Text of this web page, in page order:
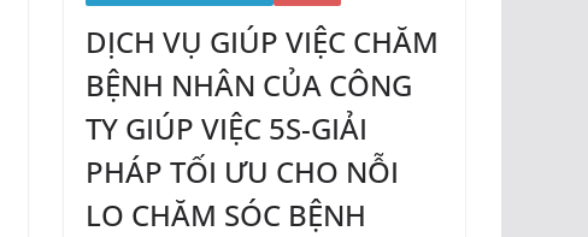
DỊCH VỤ GIÚP VIỆC CHĂM
BỆNH NHÂN CỦA CÔNG
TY GIÚP VIỆC 5S-GIẢI
PHÁP TỐI ƯU CHO NỖI
LO CHĂM SÓC BỆNH